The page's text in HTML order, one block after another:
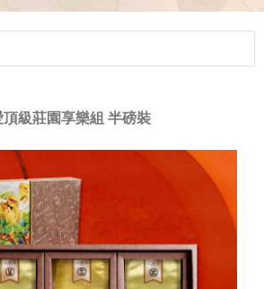
級莊園享樂組 半磅裝